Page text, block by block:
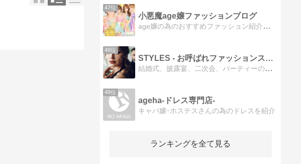
47位
小悪魔age嬢ファッションブログ
age嬢の為のおすすめファッション紹介夏に向けてドレスや浴衣の紹介をがんばります
48位
STYLES - お呼ばれファッションスナップ
結婚式、披露宴、二次会、パーティーの人気＆定番コーディネートスナップを目的別、年代別などにわかりやすくまとめているサイトです。500人以上のおしゃれでかわいい…
49位
ageha-ドレス専門店-
キャバ嬢･ホステスさんの為のドレスを紹介
ランキングを全て見る